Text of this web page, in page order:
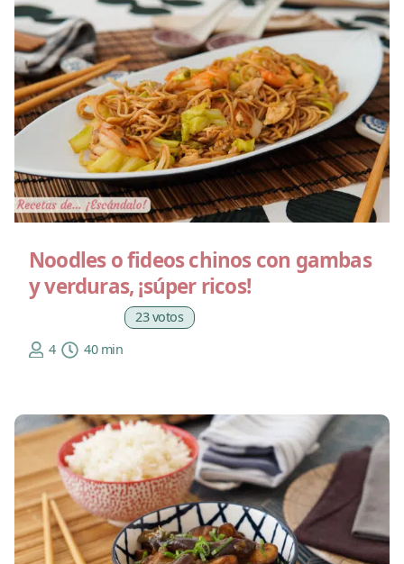
Noodles o fideos chinos con gambas
y verduras, ¡súper ricos!
23 votos
4
40 min